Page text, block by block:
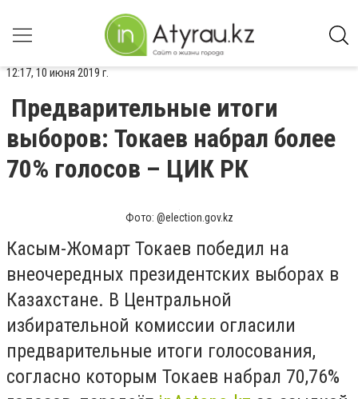
12:17, 10 июня 2019 г.
Предварительные итоги
выборов: Токаев набрал более
70% голосов – ЦИК РК
Фото: @election.gov.kz
Касым-Жомарт Токаев победил на
внеочередных президентских выборах в
Казахстане. В Центральной
избирательной комиссии огласили
предварительные итоги голосования,
согласно которым Токаев набрал 70,76%